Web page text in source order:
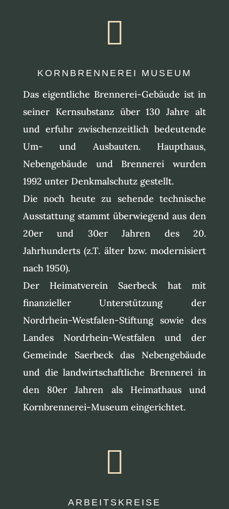

KORNBRENNEREI MUSEUM
Das eigentliche Brennerei-Gebäude ist in
seiner Kernsubstanz über 130 Jahre alt
und erfuhr zwischenzeitlich bedeutende
Um- und Ausbauten. Haupthaus,
Nebengebäude und Brennerei wurden
1992 unter Denkmalschutz gestellt.
Die noch heute zu sehende technische
Ausstattung stammt überwiegend aus den
20er und 30er Jahren des 20.
Jahrhunderts (z.T. älter bzw. modernisiert
nach 1950).
Der Heimatverein Saerbeck hat mit
finanzieller Unterstützung der
Nordrhein-Westfalen-Stiftung sowie des
Landes Nordrhein-Westfalen und der
Gemeinde Saerbeck das Nebengebäude
und die landwirtschaftliche Brennerei in
den 80er Jahren als Heimathaus und
Kornbrennerei-Museum eingerichtet.

ARBEITSKREISE